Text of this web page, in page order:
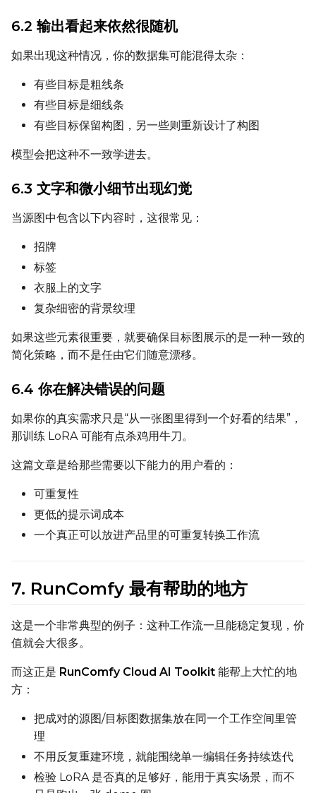
Seed
Width
Seed
Prompt
Seed
Prompt
6.2 输出看起来依然很随机
如果出现这种情况，你的数据集可能混得太杂：
有些目标是粗线条
有些目标是细线条
有些目标保留构图，另一些则重新设计了构图
模型会把这种不一致学进去。
6.3 文字和微小细节出现幻觉
当源图中包含以下内容时，这很常见：
招牌
标签
衣服上的文字
复杂细密的背景纹理
如果这些元素很重要，就要确保目标图展示的是一种一致的
简化策略，而不是任由它们随意漂移。
6.4 你在解决错误的问题
如果你的真实需求只是“从一张图里得到一个好看的结果”，
那训练 LoRA 可能有点杀鸡用牛刀。
这篇文章是给那些需要以下能力的用户看的：
可重复性
更低的提示词成本
一个真正可以放进产品里的可重复转换工作流
7. RunComfy 最有帮助的地方
这是一个非常典型的例子：这种工作流一旦能稳定复现，价
值就会大很多。
而这正是 RunComfy Cloud AI Toolkit 能帮上大忙的地
方：
把成对的源图/目标图数据集放在同一个工作空间里管
理
不用反复重建环境，就能围绕单一编辑任务持续迭代
检验 LoRA 是否真的足够好，能用于真实场景，而不